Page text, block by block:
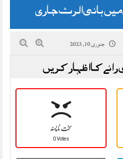
ہائی الرٹ جاری
جنوری 10, 2023
کا اظہار کریں
سخت نا پسند
0 Votes